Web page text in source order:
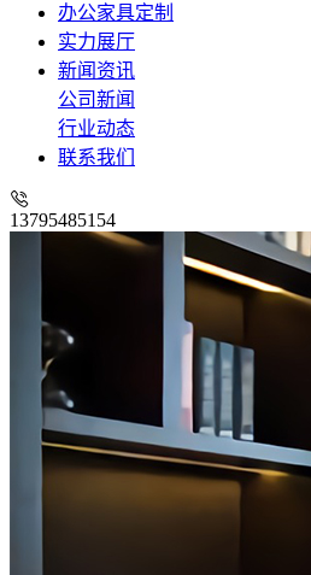
办公家具定制
实力展厅
新闻资讯
公司新闻
行业动态
联系我们
13795485154